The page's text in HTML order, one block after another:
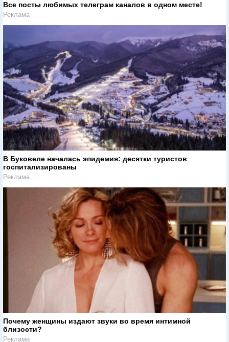
Все посты любимых телеграм каналов в одном месте!
Реклама
В Буковеле началась эпидемия: десятки туристов
госпитализированы
Реклама
Почему женщины издают звуки во время интимной
близости?
Реклама